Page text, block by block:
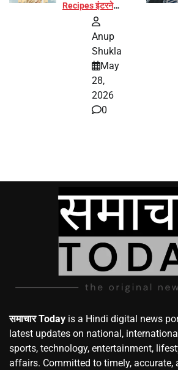
Recipes इंटरनेट
पर हुईं वायरल
Anup
Shukla
May
28,
2026
0
समाचार Today is a Hindi digital news
latest updates on national,
sports, technology, entertainment,
affairs. Committed to timely, accurate,